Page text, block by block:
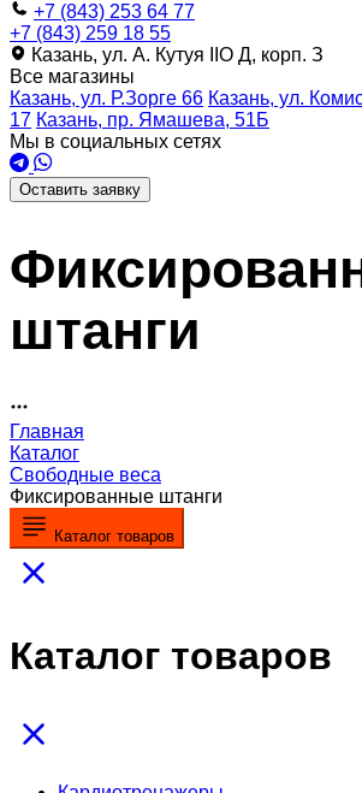
+7 (843) 253 64 77
+7 (843) 259 18 55
Казань, ул. А. Кутуя IIO Д, корп. З
Все магазины
Казань, ул. Р.Зорге 66 Казань, ул.
17 Казань, пр. Ямашева, 51Б
Мы в социальных сетях
Оставить заявку
штанги
Главная
Каталог
Свободные веса
Фиксированные штанги
Каталог товаров
Каталог товаров